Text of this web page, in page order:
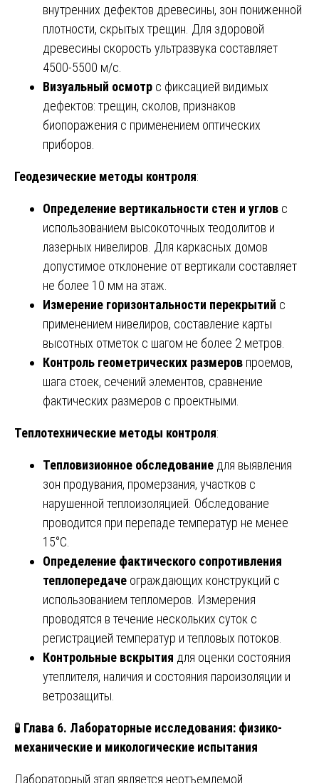
внутренних дефектов древесины, зон пониженной
плотности, скрытых трещин. Для здоровой
древесины скорость ультразвука составляет
4500-5500 м/с.
Визуальный осмотр с фиксацией видимых
дефектов: трещин, сколов, признаков
биопоражения с применением оптических
приборов.
Геодезические методы контроля:
Определение вертикальности стен и углов с
использованием высокоточных теодолитов и
лазерных нивелиров. Для каркасных домов
допустимое отклонение от вертикали составляет
не более 10 мм на этаж.
Измерение горизонтальности перекрытий с
применением нивелиров, составление карты
высотных отметок с шагом не более 2 метров.
Контроль геометрических размеров проемов,
шага стоек, сечений элементов, сравнение
фактических размеров с проектными.
Теплотехнические методы контроля:
Тепловизионное обследование для выявления
зон продувания, промерзания, участков с
нарушенной теплоизоляцией. Обследование
проводится при перепаде температур не менее
15°C.
Определение фактического сопротивления
теплопередаче ограждающих конструкций с
использованием тепломеров. Измерения
проводятся в течение нескольких суток с
регистрацией температур и тепловых потоков.
Контрольные вскрытия для оценки состояния
утеплителя, наличия и состояния пароизоляции и
ветрозащиты.
🧪 Глава 6. Лабораторные исследования: физико-
механические и микологические испытания
Лабораторный этап является неотъемлемой